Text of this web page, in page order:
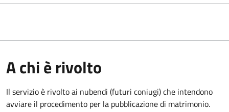
A chi è rivolto
Il servizio è rivolto ai nubendi (futuri coniugi) che intendono
avviare il procedimento per la pubblicazione di matrimonio.